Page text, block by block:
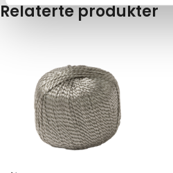
Relaterte produkter